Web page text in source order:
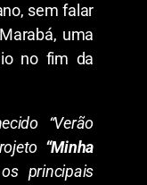
sem falar
uma
no fim da
“Verão
“Minha
principais